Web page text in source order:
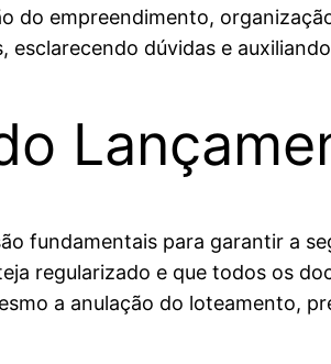
do empreendimento,
dúvidas e
fundamentais para garantir a
regularizado e que todos os
a anulação do loteamento,